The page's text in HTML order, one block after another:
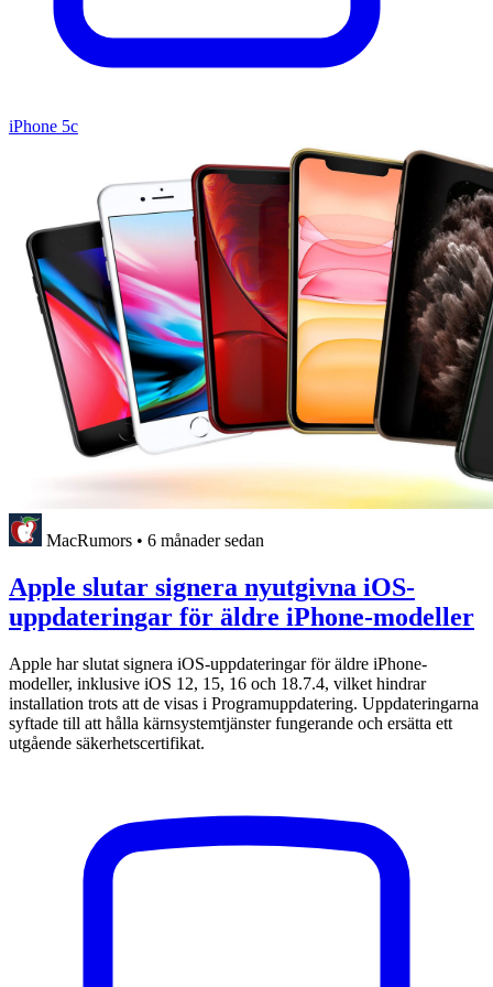
iPhone 5c
MacRumors • 6 månader sedan
Apple slutar signera nyutgivna iOS-
uppdateringar för äldre iPhone-modeller
Apple har slutat signera iOS-uppdateringar för äldre iPhone-
modeller, inklusive iOS 12, 15, 16 och 18.7.4, vilket hindrar
installation trots att de visas i Programuppdatering. Uppdateringarna
syftade till att hålla kärnsystemtjänster fungerande och ersätta ett
utgående säkerhetscertifikat.